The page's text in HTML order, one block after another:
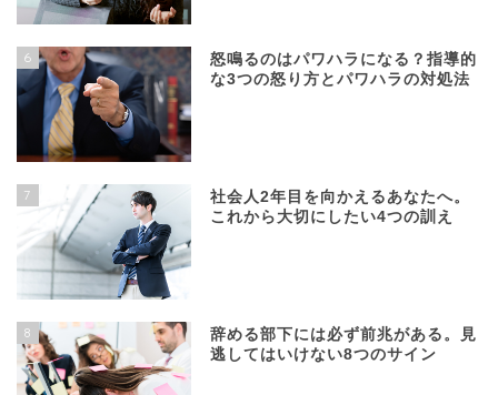
6
怒鳴るのはパワハラになる？指導的
な3つの怒り方とパワハラの対処法
7
社会人2年目を向かえるあなたへ。
これから大切にしたい4つの訓え
8
辞める部下には必ず前兆がある。見
逃してはいけない8つのサイン